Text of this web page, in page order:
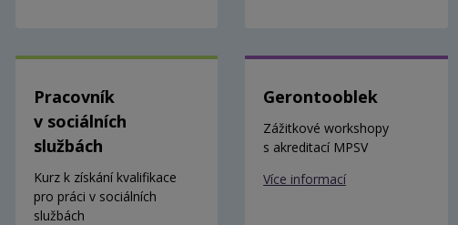
Pracovník
v sociálních
službách
Kurz k získání kvalifikace
pro práci v sociálních
službách
Gerontooblek
Zážitkové workshopy
s akreditací MPSV
Více informací